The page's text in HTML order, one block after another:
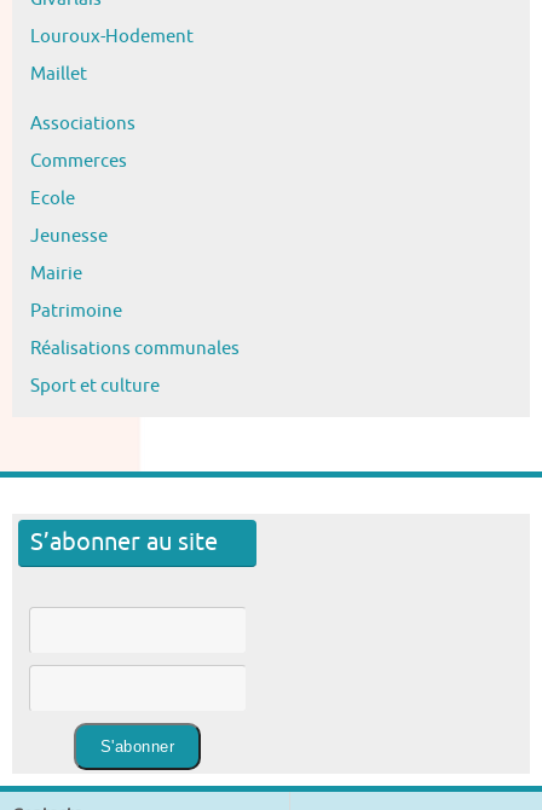
Louroux-Hodement
Maillet
Associations
Commerces
Ecole
Jeunesse
Mairie
Patrimoine
Réalisations communales
Sport et culture
S’abonner au site